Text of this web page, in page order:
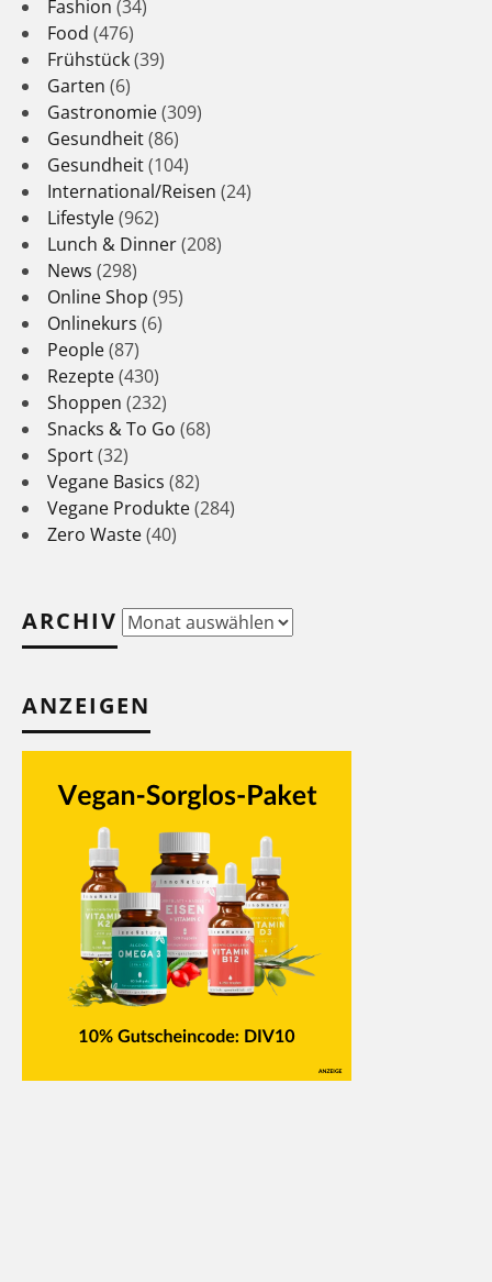
Fashion (34)
Food (476)
Frühstück(39)
Garten (6)
Gastronomie(309)
Gesundheit(86)
Gesundheit(104)
International/Reisen (24)
Lifestyle(962)
Lunch & Dinner(208)
News (298)
Online Shop (95)
Onlinekurs (6)
People(87)
Rezepte(430)
Shoppen (232)
Snacks & To Go (68)
Sport(32)
Vegane Basics (82)
Vegane Produkte(284)
Zero Waste(40)
ARCHIV Archiv
ANZEIGEN